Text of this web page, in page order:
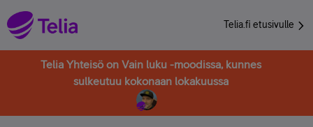
Telia.fi etusivulle
Telia Yhteisö on Vain luku -moodissa, kunnes
sulkeutuu kokonaan lokakuussa